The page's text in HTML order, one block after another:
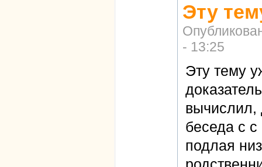
Эту
- 13:25
Эту тему
вычислил,
беседа с
подлая